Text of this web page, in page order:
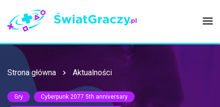
Strona główna Aktualności
Gry Cyberpunk 2077 5th anniversary